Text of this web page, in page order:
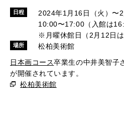
日程
2024年1月16日（火）〜2
10:00〜17:00（入館は
※月曜休館日（2月12日は
場所
松柏美術館
日本画コース卒業生の中井美智子
が開催されています。
松柏美術館